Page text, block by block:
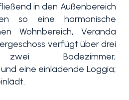
in den Außenbereich
so eine harmonische
Wohnbereich, Veranda
verfügt über drei
zwei Badezimmer,
eine einladende Loggia;